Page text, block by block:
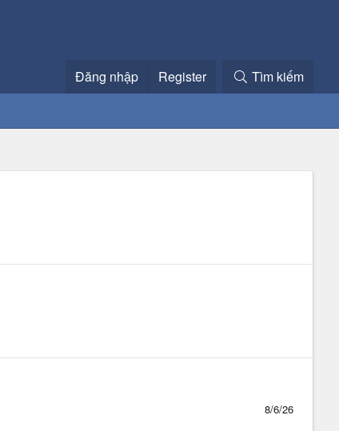
Đăng nhập Register Tìm kiếm
8/6/26